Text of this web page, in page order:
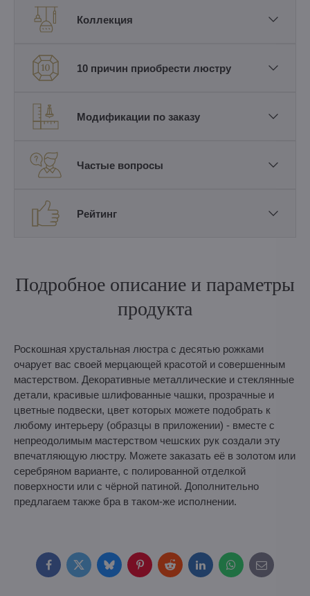
Коллекция
10 причин приобрести люстру
Модификации по заказу
Частые вопросы
Рейтинг
Подробное описание и параметры
продукта
Роскошная хрустальная люстра с десятью рожками
очарует вас своей мерцающей красотой и совершенным
мастерством. Декоративные металлические и стеклянные
детали, красивые шлифованные чашки, прозрачные и
цветные подвески, цвет которых можете подобрать к
любому интерьеру (образцы в приложении) - вместе с
непреодолимым мастерством чешских рук создали эту
впечатляющую люстру. Можете заказать её в золотом или
серебряном варианте, с полированной отделкой
поверхности или с чёрной патиной. Дополнительно
предлагаем также бра в таком-же исполнении.
FacebookTwitterBlueskyPinterestRedditLinkedInWhatsApp
E-
mail